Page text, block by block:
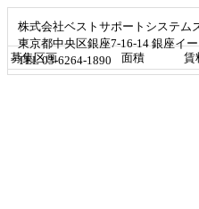
募集区画 面積 賃
株式会社ベストサポートシステム
東京都中央区銀座7-16-14 銀座イ
TEL 03-6264-1890